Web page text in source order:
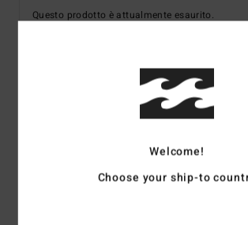
Questo prodotto è attualmente esaurito.
Billabong X Coral Gardeners offre la
schiena, una comoda etichetta applicata
Welcome!
Choose your ship-to